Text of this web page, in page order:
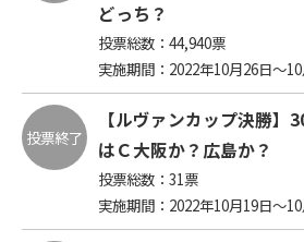
どっち？
投票総数： 44,940票
実施期間：2022年10月26日～
投票終了
【ルヴァンカップ決勝】
はＣ大阪か？広島か？
投票総数： 31票
実施期間：2022年10月19日～